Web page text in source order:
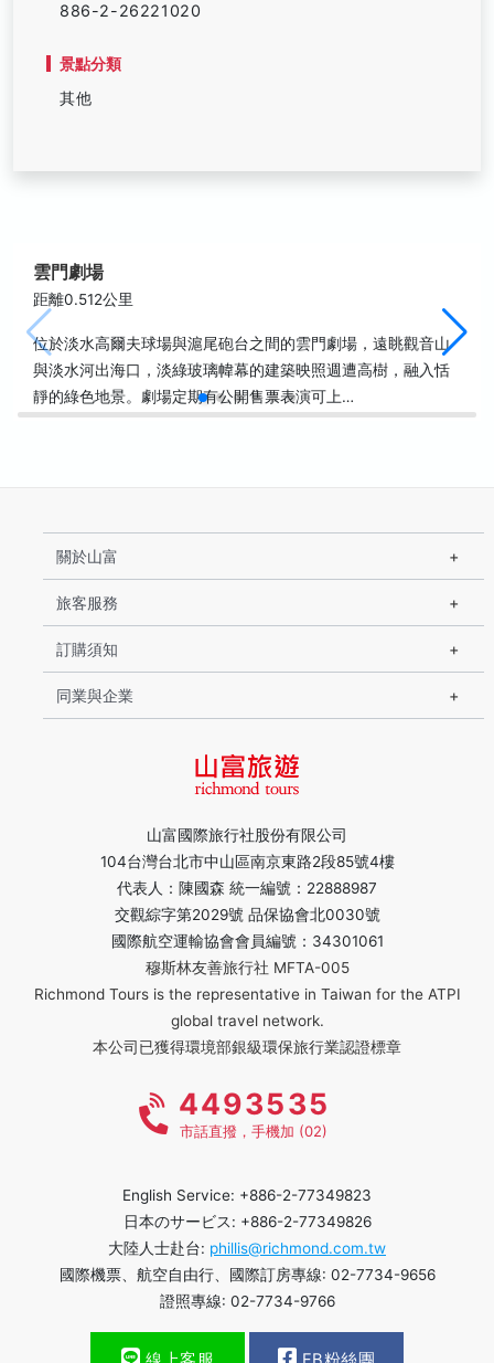
886-2-26221020
景點分類
其他
雲門劇場
距離0.512公里
位於淡水高爾夫球場與滬尾砲台之間的雲門劇場，遠眺觀音山
與淡水河出海口，淡綠玻璃幃幕的建築映照週遭高樹，融入恬
靜的綠色地景。劇場定期有公開售票表演可上…
山富國際旅行社股份有限公司
104台灣台北市中山區南京東路2段85號4樓
代表人：陳國森 統一編號：22888987
交觀綜字第2029號 品保協會北0030號
國際航空運輸協會會員編號：34301061
穆斯林友善旅行社 MFTA-005
Richmond Tours is the representative in Taiwan for the ATPI
global travel network.
本公司已獲得環境部銀級環保旅行業認證標章
關於山富
旅客服務
訂購須知
同業與企業
4493535
市話直撥，手機加 (02)
English Service: +886-2-77349823
日本のサービス: +886-2-77349826
大陸人士赴台: phillis@richmond.com.tw
國際機票、航空自由行、國際訂房專線: 02-7734-9656
證照專線: 02-7734-9766